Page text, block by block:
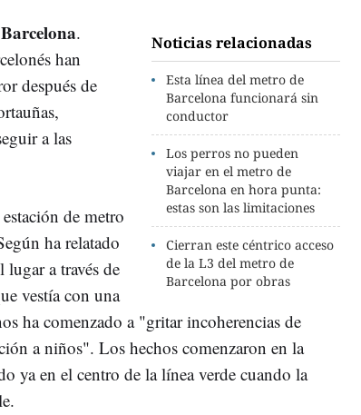
Noticias relacionadas
Esta línea del metro de
Barcelona funcionará sin
conductor
Los perros no pueden
viajar en el metro de
Barcelona en hora punta:
estas son las limitaciones
Cierran este céntrico acceso
de la L3 del metro de
Barcelona por obras
Barcelona.
han
después de
a las
de metro
ha relatado
lugar a través de
vestía con una
ha comenzado a "gritar incoherencias de
a niños". Los hechos comenzaron en la
ya en el centro de la línea verde cuando la